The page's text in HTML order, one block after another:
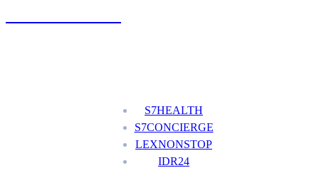
S7HEALTH
S7CONCIERGE
LEXNONSTOP
IDR24